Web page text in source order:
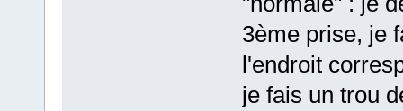
3ème prise, je
l'endroit
je fais un trou